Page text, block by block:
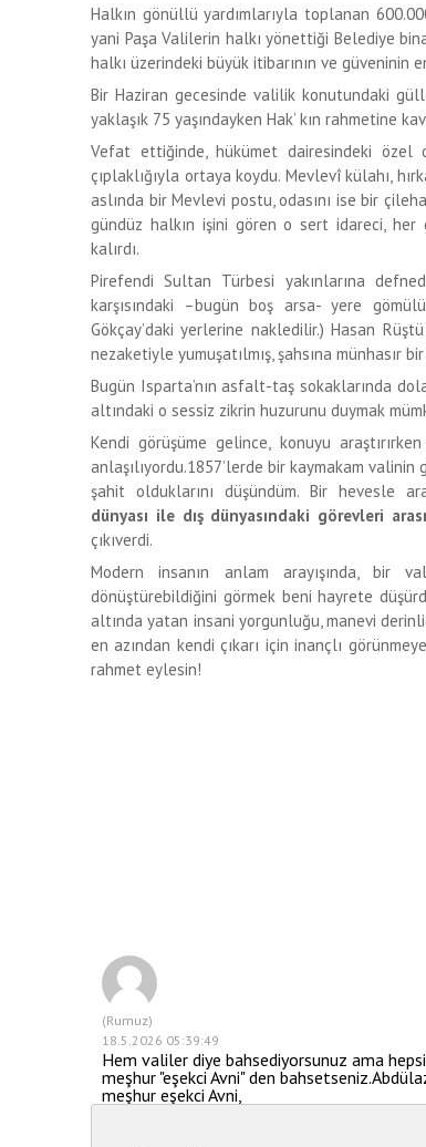
Halkın gönüllü yardımlarıyla toplanan
yani Paşa Valilerin halkı yönettiği Belediye
halkı üzerindeki büyük itibarının ve güveninin
Bir Haziran gecesinde valilik konutundaki
yaklaşık 75 yaşındayken Hak’ kın rahmetine
Vefat ettiğinde, hükümet dairesindeki özel
çıplaklığıyla ortaya koydu. Mevlevî külahı,
aslında bir Mevlevi postu, odasını ise bir
gündüz halkın işini gören o sert idareci, her
kalırdı.
Pirefendi Sultan Türbesi yakınlarına
karşısındaki –bugün boş arsa- yere
Gökçay’daki yerlerine nakledilir.) Hasan
nezaketiyle yumuşatılmış, şahsına münhasır
Bugün Isparta’nın asfalt-taş sokaklarında
altındaki o sessiz zikrin huzurunu duymak
Kendi görüşüme gelince, konuyu
anlaşılıyordu.1857’lerde bir kaymakam
şahit olduklarını düşündüm. Bir hevesle
dünyası ile dış dünyasındaki görevleri
çıkıverdi.
Modern insanın anlam arayışında, bir
dönüştürebildiğini görmek beni hayrete
altında yatan insani yorgunluğu, manevi
en azından kendi çıkarı için inançlı
rahmet eylesin!
(Rumuz)
18.5.2026 05:39:49
Hem valiler diye bahsediyorsunuz ama
meşhur "eşekci Avni" den
meşhur eşekci Avni,